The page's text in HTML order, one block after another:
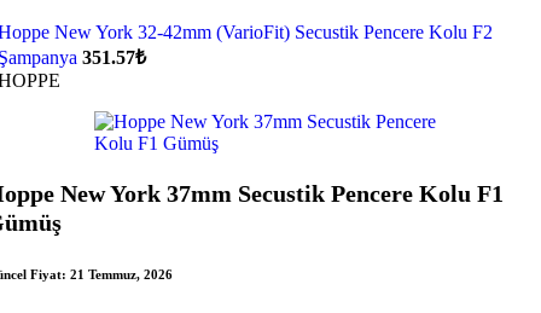
New York 32-42mm (VarioFit) Secustik Pencere Kolu F2
351.57₺
New York 37mm Secustik Pencere Kolu F1
Fiyat: 21 Temmuz, 2026